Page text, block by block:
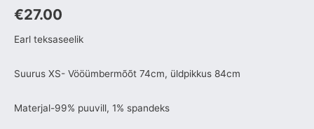
€27.00
Earl teksaseelik
Suurus XS- Vööümbermõõt 74cm, üldpikkus 84cm
Materjal-99% puuvill, 1% spandeks